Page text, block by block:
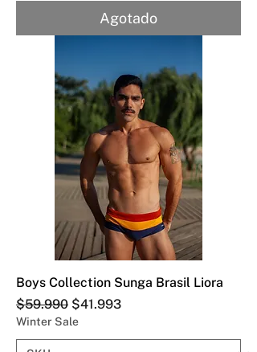
Agotado
Boys Collection Sunga Brasil Liora
Precio
$59.990 Precio de oferta
$41.993
Winter Sale